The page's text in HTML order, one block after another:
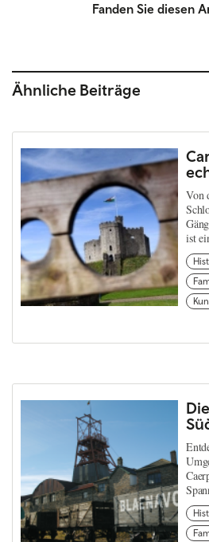
Fanden Sie diesen
Ähnliche Beiträge
Von
ist